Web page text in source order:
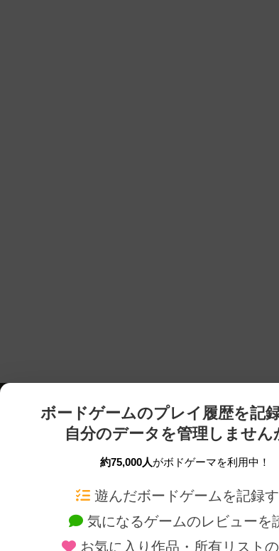
ボードゲームのプレイ履歴を記録
自分のデータを管理しません
約75,000人がボドゲーマを利用中！
遊んだボードゲームを記録
気になるゲームのレビューを
お気に入り作品・所有リスト
ボードゲームを検索する 新作・再入荷情